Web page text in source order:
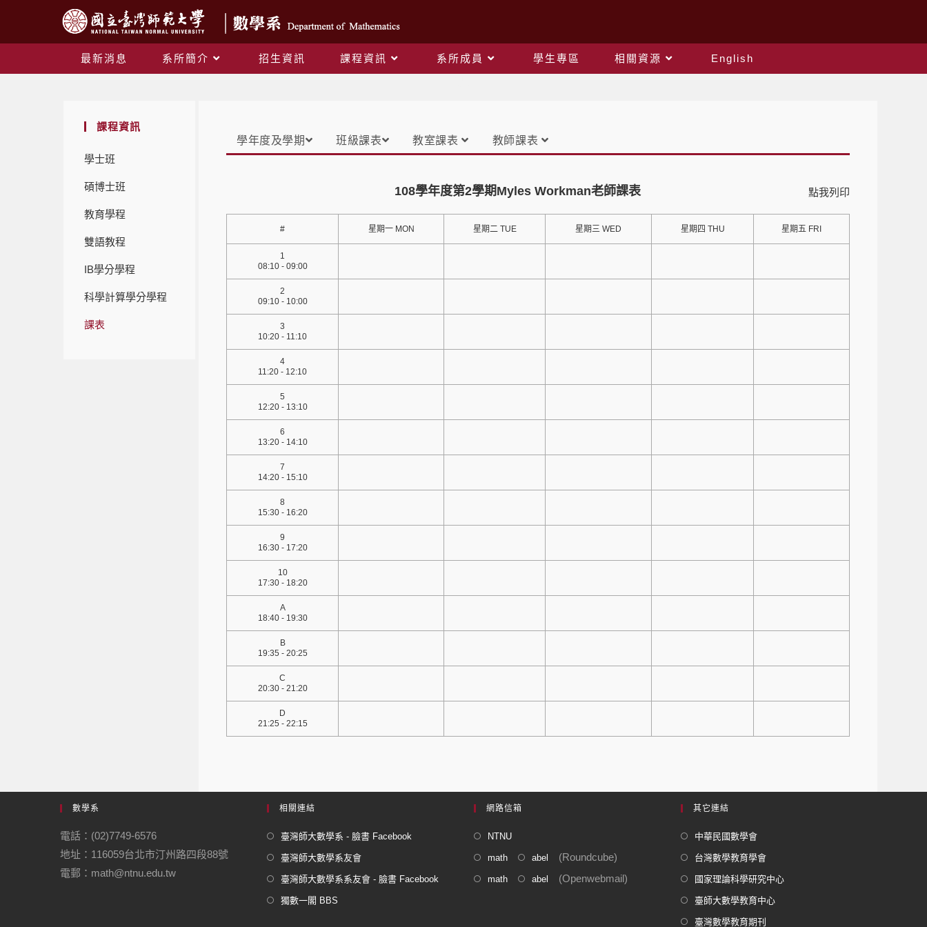
最新消息 系所簡介 招生資訊 課程資訊 系所成員 學生專區 相關資源
English
課程資訊
學士班
碩博士班
教育學程
雙語教程
IB學分學程
科學計算學分學程
課表
學年度及學期 班級課表 教室課表 教師課表
點我列印
108學年度第2學期Myles Workman老師課表
# 星期一 MON 星期二 TUE 星期三 WED 星期四 THU 星期五 FRI
1
08:10 - 09:00
2
09:10 - 10:00
3
10:20 - 11:10
4
11:20 - 12:10
5
12:20 - 13:10
6
13:20 - 14:10
7
14:20 - 15:10
8
15:30 - 16:20
9
16:30 - 17:20
10
17:30 - 18:20
A
18:40 - 19:30
B
19:35 - 20:25
C
20:30 - 21:20
D
21:25 - 22:15
數學系
電話：(02)7749-6576
地址：116059台北市汀州路四段88號
電郵：math@ntnu.edu.tw
相關連結
臺灣師大數學系 - 臉書 Facebook
臺灣師大數學系友會
臺灣師大數學系系友會 - 臉書 Facebook
獨數一閣 BBS
網路信箱
NTNU
math abel (Roundcube)
math abel (Openwebmail)
其它連結
中華民國數學會
台灣數學教育學會
國家理論科學研究中心
臺師大數學教育中心
臺灣數學教育期刊